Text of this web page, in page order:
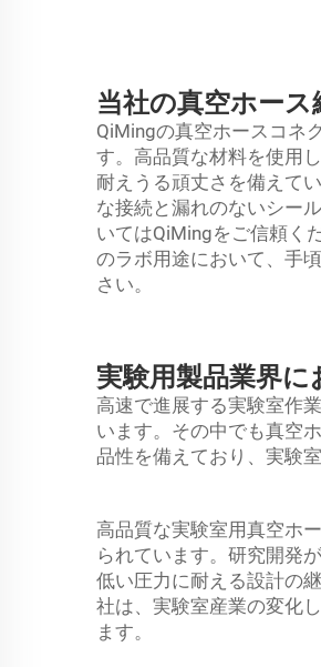
当社の真空ホー
QiMingの真空ホースコネ
す。高品質な材料を使用
耐えうる頑丈さを備えて
な接続と漏れのないシー
いてはQiMingをご信頼く
のラボ用途において、手
さい。
実験用製品業界
高速で進展する実験室作
います。その中でも真空
品性を備えており、実験
高品質な実験室用真空ホ
られています。研究開発
低い圧力に耐える設計の
社は、実験室産業の変化
ます。